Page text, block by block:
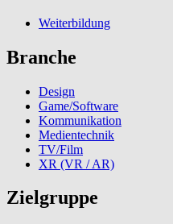
Weiterbildung
Branche
Design
Game/Software
Kommunikation
Medientechnik
TV/Film
XR (VR / AR)
Zielgruppe